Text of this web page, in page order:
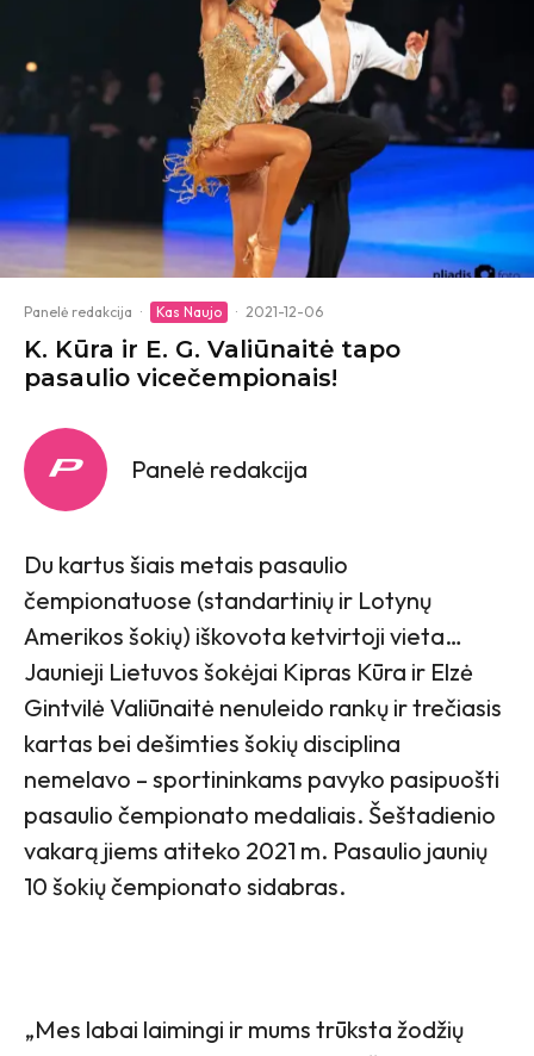
Panelė redakcija · Kas Naujo · 2021-12-06
K. Kūra ir E. G. Valiūnaitė tapo
pasaulio vicečempionais!
Panelė redakcija
Du kartus šiais metais pasaulio
čempionatuose (standartinių ir Lotynų
Amerikos šokių) iškovota ketvirtoji vieta…
Jaunieji Lietuvos šokėjai Kipras Kūra ir Elzė
Gintvilė Valiūnaitė nenuleido rankų ir trečiasis
kartas bei dešimties šokių disciplina
nemelavo – sportininkams pavyko pasipuošti
pasaulio čempionato medaliais. Šeštadienio
vakarą jiems atiteko 2021 m. Pasaulio jaunių
10 šokių čempionato sidabras.
„Mes labai laimingi ir mums trūksta žodžių